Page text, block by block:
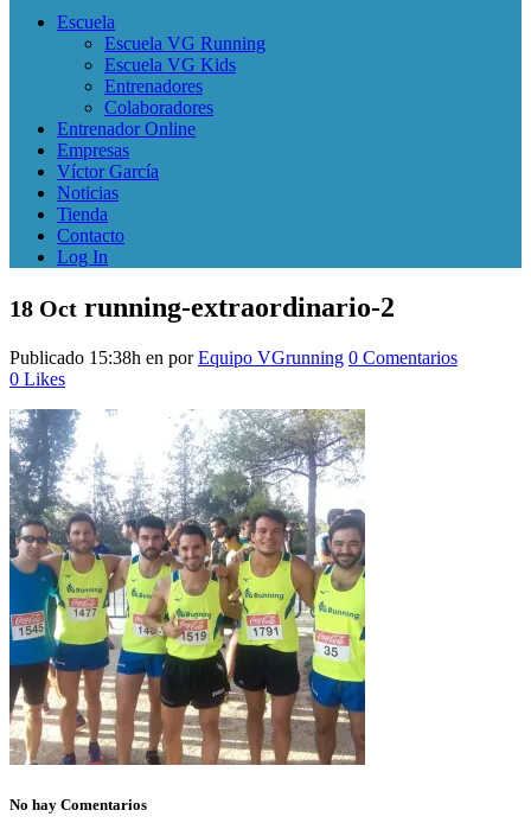
Escuela
Escuela VG Running
Escuela VG Kids
Entrenadores
Colaboradores
Entrenador Online
Empresas
Víctor García
Noticias
Tienda
Contacto
Log In
18 Oct running-extraordinario-2
Publicado 15:38h en porEquipo VGrunning 0 Comentarios
0 Likes
No hay Comentarios